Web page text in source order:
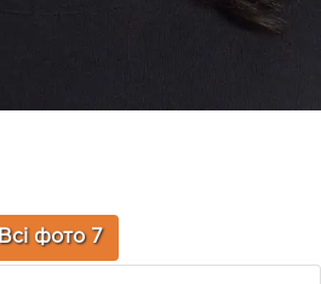
Всі фото 7